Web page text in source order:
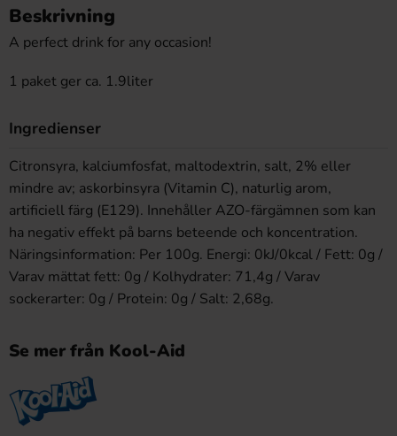
Beskrivning
A perfect drink for any occasion!
1 paket ger ca. 1.9liter
Ingredienser
Citronsyra, kalciumfosfat, maltodextrin, salt, 2% eller
mindre av; askorbinsyra (Vitamin C), naturlig arom,
artificiell färg (E129). Innehåller AZO-färgämnen som kan
ha negativ effekt på barns beteende och koncentration.
Näringsinformation: Per 100g. Energi: 0kJ/0kcal / Fett: 0g /
Varav mättat fett: 0g / Kolhydrater: 71,4g / Varav
sockerarter: 0g / Protein: 0g / Salt: 2,68g.
Se mer från Kool-Aid